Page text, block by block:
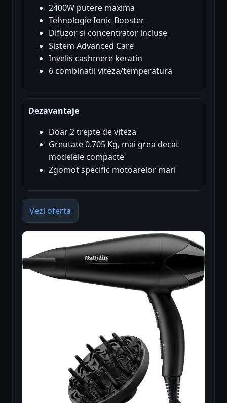
2400W putere maxima
Tehnologie Ionic Booster
Difuzor si concentrator incluse
Sistem Advanced Care
Invelis cashmere keratin
6 combinatii viteza/temperatura
Dezavantaje
Doar 2 trepte de viteza
Greutate 0.705 Kg, mai grea decat
modelele compacte
Zgomot specific motoarelor mari
Vezi oferta